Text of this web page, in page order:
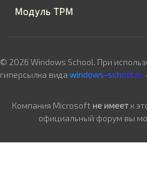
Модуль TPM
© 2026 Windows School. При
гиперсылка вида windows-school.ru
Компания Microsoft не имеет к
официальный форум вы